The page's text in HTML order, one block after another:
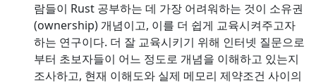
람들이 Rust 공부하는 데 가장 어려워하는 것이 소유권
(ownership) 개념이고, 이를 더 쉽게 교육시켜주고자
하는 연구이다. 더 잘 교육시키기 위해 인터넷 질문으로
부터 초보자들이 어느 정도로 개념을 이해하고 있는지
조사하고, 현재 이해도와 실제 메모리 제약조건 사이의